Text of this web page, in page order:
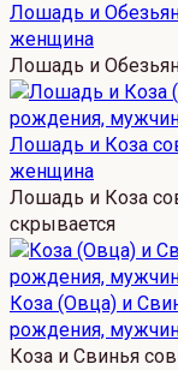
Лошадь и
женщина
Лошадь и
Лошадь и Коза
женщина
Лошадь и Коза
скрывается
Коза (Овца) и
рождения,
Коза и Свинья